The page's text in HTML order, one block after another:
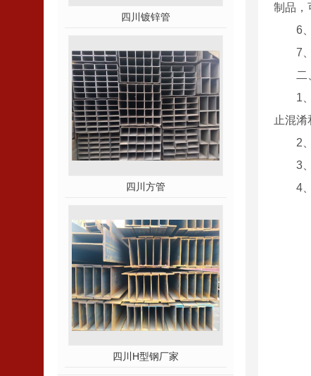
四川镀锌管
四川方管
四川H型钢厂家
制品，
6
7
二
1
止混淆
2
3
4